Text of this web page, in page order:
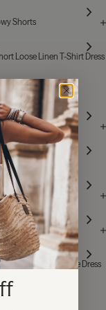
Shorts
Loose Linen T-Shirt Dress
Long Knit Dress
Knit Top
Top
Linen Longsleeve
Linen Longsleeve Dress